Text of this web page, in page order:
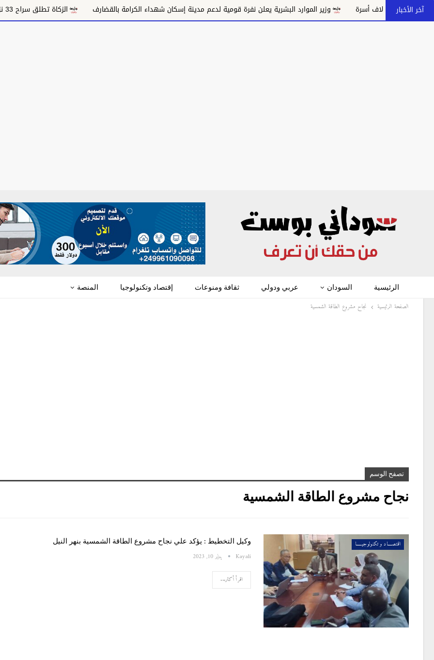
آخر الأخبار وزير الموارد البشرية يعلن نفرة قومية لدعم مدينة إسكان شهداء الكرامة بالقضارف الزكاة تطلق سراح 33 نزيلاً بالقضارف وتفتح أمامهم باب العودة للإنتاج
الرئيسية السودان عربي ودولي ثقافة ومنوعات إقتصاد وتكنولوجيا المنصة
الصفحة الرئيسية نجاح مشروع الطاقة الشمسية
تصفح الوسم
نجاح مشروع الطاقة الشمسية
اقتصــــاد و تكنولوجيـــــا وكيل التخطيط : يؤكد علي نجاح مشروع الطاقة الشمسية بنهر النيل
Kayali يناير 10, 2023
اقرأ أكثر...